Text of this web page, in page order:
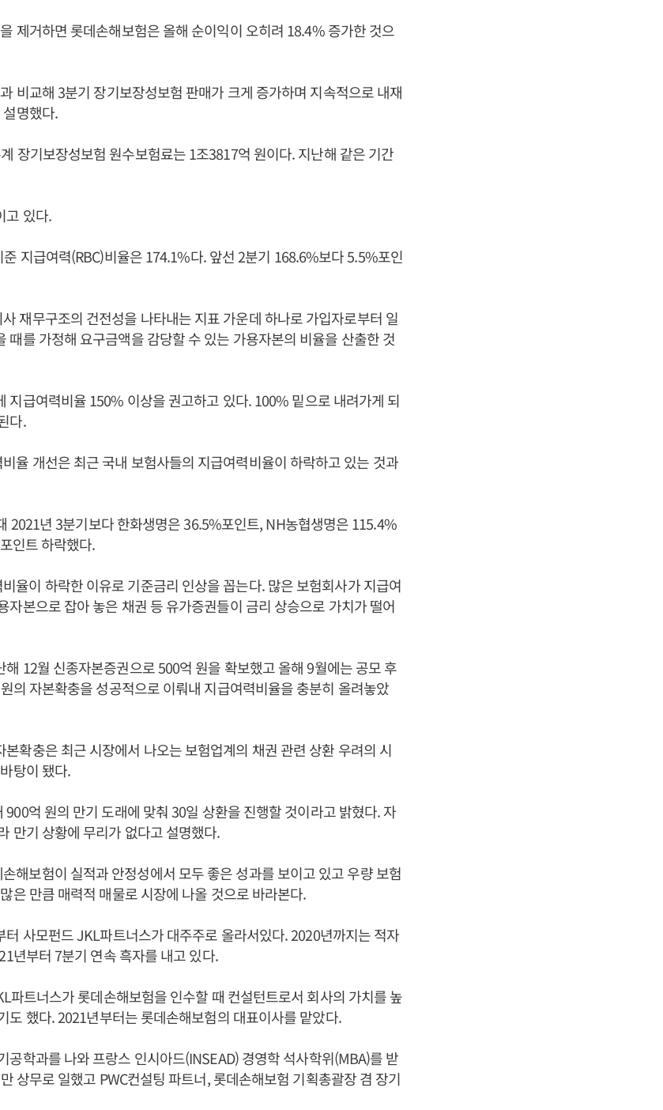
제거하면 롯데손해보험은 올해 순이익이 오히려 18.4% 증가한 것으
비교해 3분기 장기보장성보험 판매가 크게 증가하며 지속적으로 내재
명했다.
장기보장성보험 원수보험료는 1조3817억 원이다. 지난해 같은 기간
고 있다.
지급여력(RBC)비율은 174.1%다. 앞선 2분기 168.6%보다 5.5%포인
재무구조의 건전성을 나타내는 지표 가운데 하나로 가입자로부터 일
때를 가정해 요구금액을 감당할 수 있는 가용자본의 비율을 산출한 것
지급여력비율 150% 이상을 권고하고 있다. 100% 밑으로 내려가게 되
다.
율 개선은 최근 국내 보험사들의 지급여력비율이 하락하고 있는 것과
2021년 3분기보다 한화생명은 36.5%포인트, NH농협생명은 115.4%
인트 하락했다.
율이 하락한 이유로 기준금리 인상을 꼽는다. 많은 보험회사가 지급여
자본으로 잡아 놓은 채권 등 유가증권들이 금리 상승으로 가치가 떨어
12월 신종자본증권으로 500억 원을 확보했고 올해 9월에는 공모 후
의 자본확충을 성공적으로 이뤄내 지급여력비율을 충분히 올려놓았
확충은 최근 시장에서 나오는 보험업계의 채권 관련 상환 우려의 시
탕이 됐다.
억 원의 만기 도래에 맞춰 30일 상환을 진행할 것이라고 밝혔다. 자
만기 상황에 무리가 없다고 설명했다.
해보험이 실적과 안정성에서 모두 좋은 성과를 보이고 있고 우량 보험
은 만큼 매력적 매물로 시장에 나올 것으로 바라본다.
사모펀드 JKL파트너스가 대주주로 올라서있다. 2020년까지는 적자
년부터 7분기 연속 흑자를 내고 있다.
파트너스가 롯데손해보험을 인수할 때 컨설턴트로서 회사의 가치를 높
도 했다. 2021년부터는 롯데손해보험의 대표이사를 맡았다.
공학과를 나와 프랑스 인시아드(INSEAD) 경영학 석사학위(MBA)를 받
상무로 일했고 PWC컨설팅 파트너, 롯데손해보험 기획총괄장 겸 장기